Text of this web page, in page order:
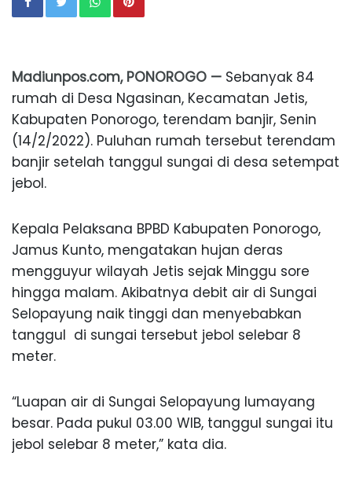
Madiunpos.com, PONOROGO — Sebanyak 84
rumah di Desa Ngasinan, Kecamatan Jetis,
Kabupaten Ponorogo, terendam banjir, Senin
(14/2/2022). Puluhan rumah tersebut terendam
banjir setelah tanggul sungai di desa setempat
jebol.
Kepala Pelaksana BPBD Kabupaten Ponorogo,
Jamus Kunto, mengatakan hujan deras
mengguyur wilayah Jetis sejak Minggu sore
hingga malam. Akibatnya debit air di Sungai
Selopayung naik tinggi dan menyebabkan
tanggul di sungai tersebut jebol selebar 8
meter.
“Luapan air di Sungai Selopayung lumayang
besar. Pada pukul 03.00 WIB, tanggul sungai itu
jebol selebar 8 meter,” kata dia.